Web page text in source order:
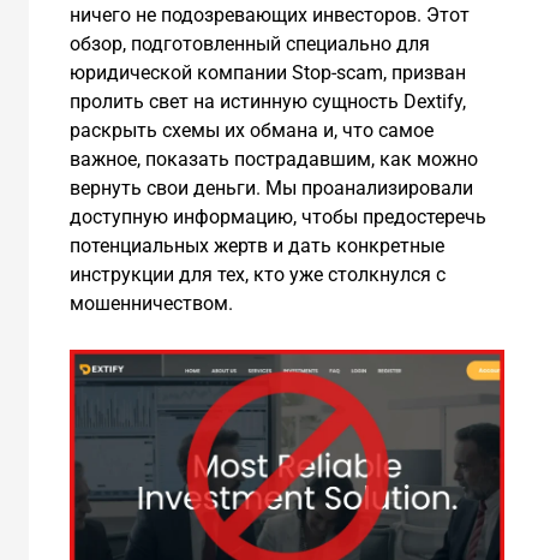
ничего не подозревающих инвесторов. Этот
обзор, подготовленный специально для
юридической компании Stop-scam, призван
пролить свет на истинную сущность Dextify,
раскрыть схемы их обмана и, что самое
важное, показать пострадавшим, как можно
вернуть свои деньги. Мы проанализировали
доступную информацию, чтобы предостеречь
потенциальных жертв и дать конкретные
инструкции для тех, кто уже столкнулся с
мошенничеством.